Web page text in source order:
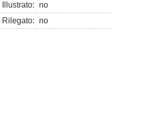
Illustrato:
no
Rilegato:
no